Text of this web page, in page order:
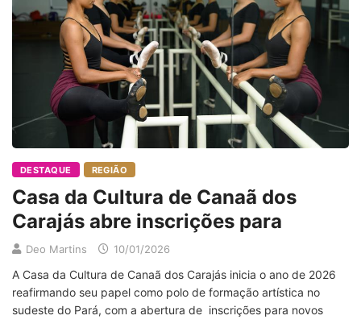
DESTAQUE REGIÃO
Casa da Cultura de Canaã dos
Carajás abre inscrições para
Deo Martins 10/01/2026
A Casa da Cultura de Canaã dos Carajás inicia o ano de 2026
reafirmando seu papel como polo de formação artística no
sudeste do Pará, com a abertura de inscrições para novos